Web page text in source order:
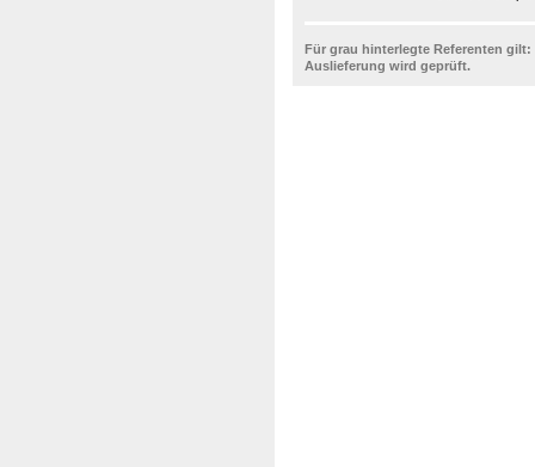
Für grau hinterlegte Referenten gilt:
Auslieferung wird geprüft.